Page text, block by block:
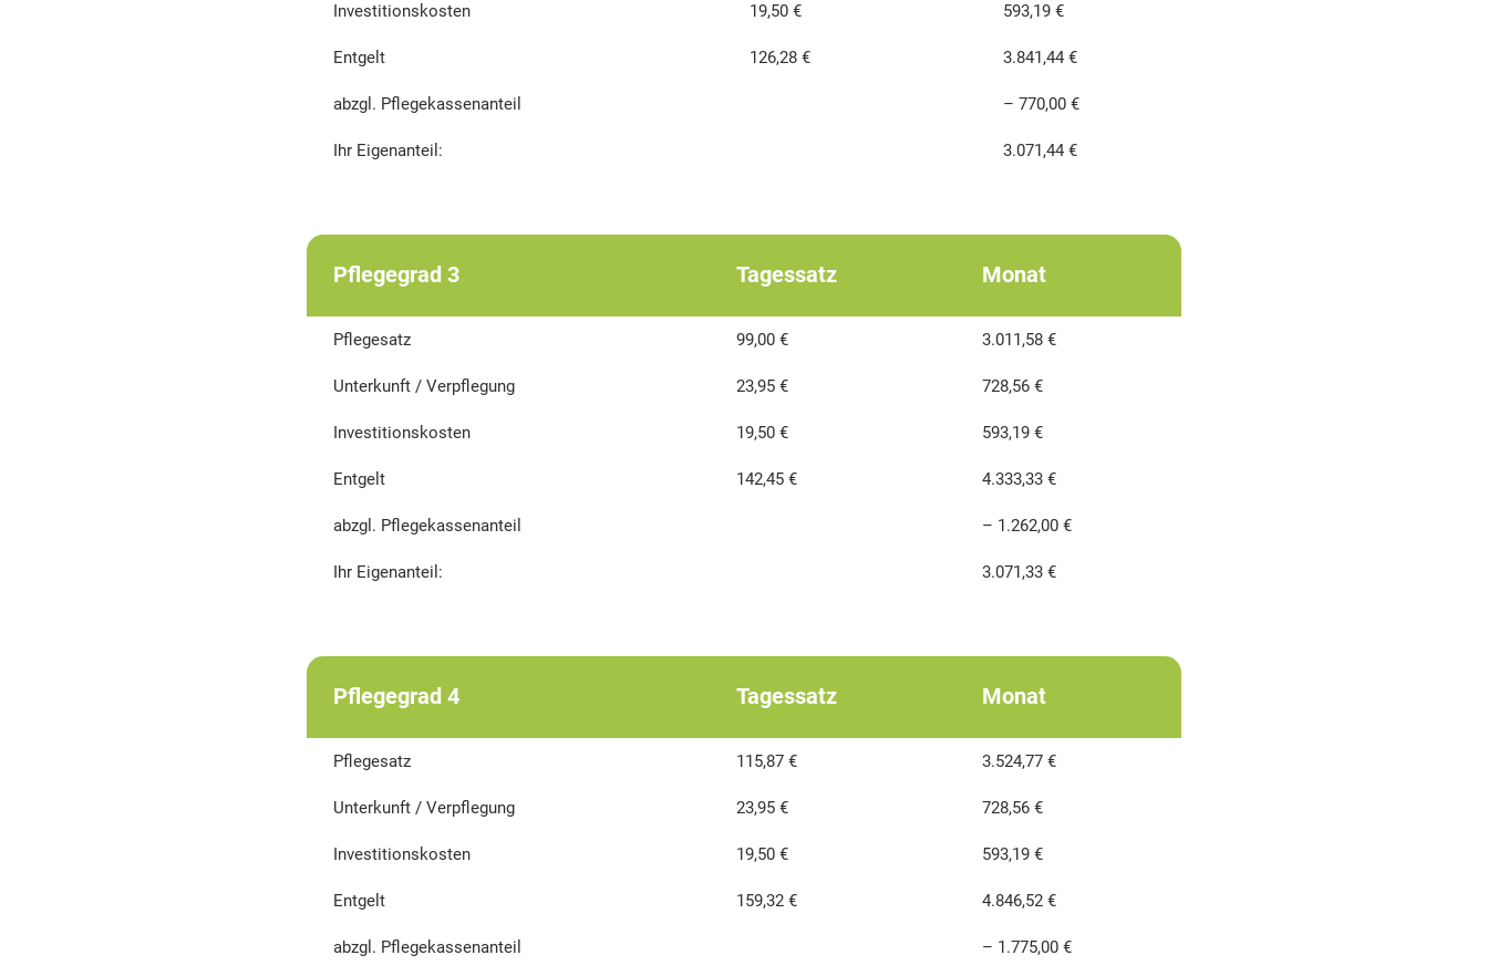
Investitionskosten 19,50 € 593,19 €
Entgelt 126,28 € 3.841,44 €
abzgl. Pflegekassenanteil – 770,00 €
Ihr Eigenanteil: 3.071,44 €
Pflegegrad 3 Tagessatz Monat
Pflegesatz 99,00 € 3.011,58 €
Unterkunft / Verpflegung 23,95 € 728,56 €
Investitionskosten 19,50 € 593,19 €
Entgelt 142,45 € 4.333,33 €
abzgl. Pflegekassenanteil – 1.262,00 €
Ihr Eigenanteil: 3.071,33 €
Pflegegrad 4 Tagessatz Monat
Pflegesatz 115,87 € 3.524,77 €
Unterkunft / Verpflegung 23,95 € 728,56 €
Investitionskosten 19,50 € 593,19 €
Entgelt 159,32 € 4.846,52 €
abzgl. Pflegekassenanteil – 1.775,00 €